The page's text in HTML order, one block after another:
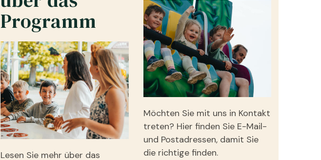
Programm
Lesen Sie mehr über das
Möchten Sie mit uns in Kontakt
treten? Hier finden Sie E-Mail-
und Postadressen, damit Sie
die richtige finden.